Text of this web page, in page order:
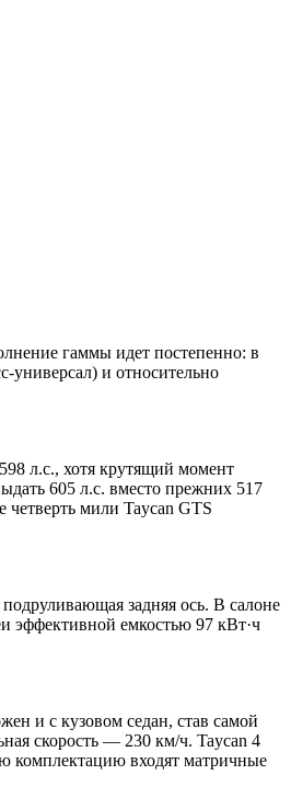
гаммы идет постепенно: в
универсал) и относительно
л.с., хотя крутящий момент
605 л.с. вместо прежних 517
четверть мили Taycan GTS
задняя ось. В салоне
эффективной емкостью 97 кВт·ч
и с кузовом седан, став самой
скорость — 230 км/ч. Taycan 4
комплектацию входят матричные